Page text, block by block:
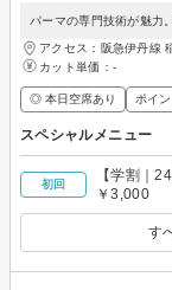
パーマの専門技術が魅力
アクセス：阪急伊丹線
カット単価： -
◎ 本日空席あり ポイ
スペシャルメニュー
初回
【学割｜
￥3,000
す